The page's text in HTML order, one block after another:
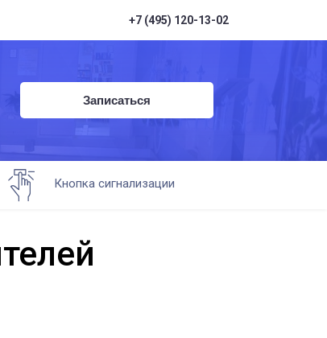
+7 (495) 120-13-02
Записаться
Кнопка сигнализации